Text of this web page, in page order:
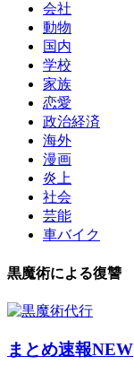
会社
動物
国内
学校
家族
恋愛
政治経済
海外
漫画
炎上
社会
芸能
車バイク
黒魔術による復讐
まとめ速報NEW